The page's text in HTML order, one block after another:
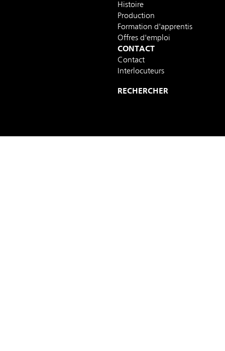
Histoire
Production
Formation d'apprentis
Offres d'emploi
CONTACT
Contact
Interlocuteurs
RECHERCHER